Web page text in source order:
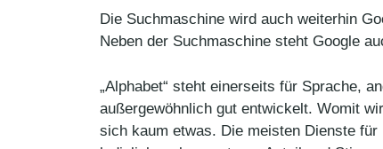
Die Suchmaschine wird auch weiterhin
Neben der Suchmaschine steht Google
„Alphabet“ steht einerseits für Sprache,
außergewöhnlich gut entwickelt. Womit
sich kaum etwas. Die meisten Dienste